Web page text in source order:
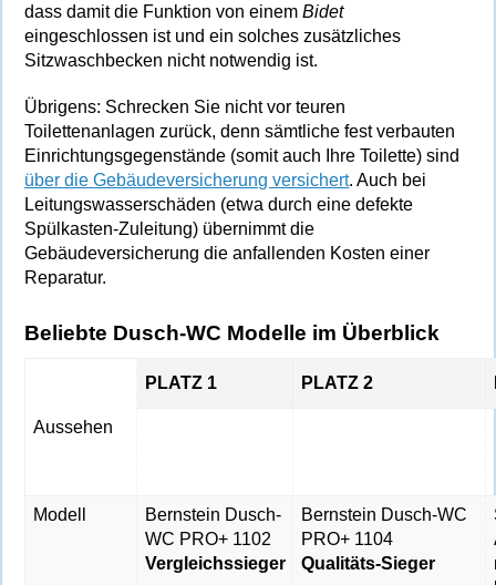
dass damit die Funktion von einemBidet
eingeschlossen ist und ein solches zusätzliches
Sitzwaschbecken nicht notwendig ist.
Übrigens: Schrecken Sie nicht vor teuren
Toilettenanlagen zurück, denn sämtliche fest verbauten
Einrichtungsgegenstände (somit auch Ihre Toilette) sind
über die Gebäudeversicherung versichert. Auch bei
Leitungswasserschäden (etwa durch eine defekte
Spülkasten-Zuleitung) übernimmt die
Gebäudeversicherung die anfallenden Kosten einer
Reparatur.
Beliebte Dusch-WC Modelle im Überblick
PLATZ 1 PLATZ 2
Aussehen
Modell
Bernstein Dusch-
WC PRO+ 1102
Vergleichssieger
Bernstein Dusch-WC
PRO+ 1104
Qualitäts-Sieger